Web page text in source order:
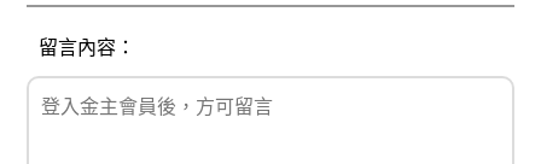
留言內容：